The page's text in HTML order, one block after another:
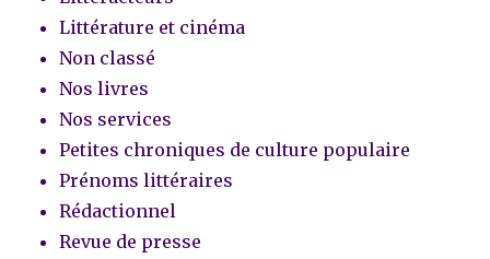
Littérature et cinéma
Non classé
Nos livres
Nos services
Petites chroniques de culture populaire
Prénoms littéraires
Rédactionnel
Revue de presse